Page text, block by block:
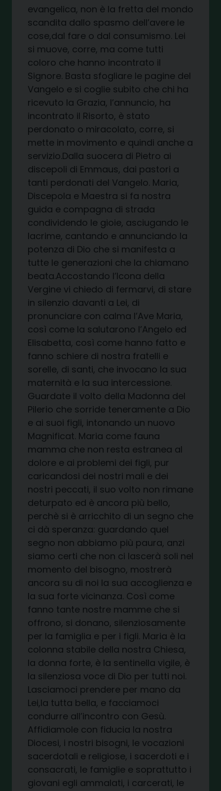
evangelica, non è la fretta del mondo
scandita dallo spasmo dell’avere le
cose,dal fare o dal consumismo. Lei
si muove, corre, ma come tutti
coloro che hanno incontrato il
Signore. Basta sfogliare le pagine del
Vangelo e si coglie subito che chi ha
ricevuto la Grazia, l’annuncio, ha
incontrato il Risorto, è stato
perdonato o miracolato, corre, si
mette in movimento e quindi anche a
servizio.Dalla suocera di Pietro ai
discepoli di Emmaus, dai pastori a
tanti perdonati del Vangelo. Maria,
Discepola e Maestra si fa nostra
guida e compagna di strada
condividendo le gioie, asciugando le
lacrime, cantando e annunciando la
potenza di Dio che si manifesta a
tutte le generazioni che la chiamano
beata.Accostando l’Icona della
Vergine vi chiedo di fermarvi, di stare
in silenzio davanti a Lei, di
pronunciare con calma l’Ave Maria,
così come la salutarono l’Angelo ed
Elisabetta, così come hanno fatto e
fanno schiere di nostra fratelli e
sorelle, di santi, che invocano la sua
maternità e la sua intercessione.
Guardate il volto della Madonna del
Pilerio che sorride teneramente a Dio
e ai suoi figli, intonando un nuovo
Magnificat. Maria come fauna
mamma che non resta estranea al
dolore e ai problemi dei figli, pur
caricandosi dei nostri mali e dei
nostri peccati, il suo volto non rimane
deturpato ed è ancora più bello,
perchè si è arricchito di un segno che
ci dà speranza: guardando quel
segno non abbiamo più paura, anzi
siamo certi che non ci lascerà soli nel
momento del bisogno, mostrerà
ancora su di noi la sua accoglienza e
la sua forte vicinanza. Così come
fanno tante nostre mamme che si
offrono, si donano, silenziosamente
per la famiglia e per i figli. Maria è la
colonna stabile della nostra Chiesa,
la donna forte, è la sentinella vigile, è
la silenziosa voce di Dio per tutti noi.
Lasciamoci prendere per mano da
Lei,la tutta bella, e facciamoci
condurre all’incontro con Gesù.
Affidiamole con fiducia la nostra
Diocesi, i nostri bisogni, le vocazioni
sacerdotali e religiose, i sacerdoti e i
consacrati, le famiglie e soprattutto i
giovani egli ammalati, i carcerati, le